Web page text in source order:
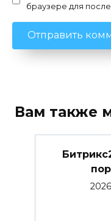
браузере для
Вам также
2026